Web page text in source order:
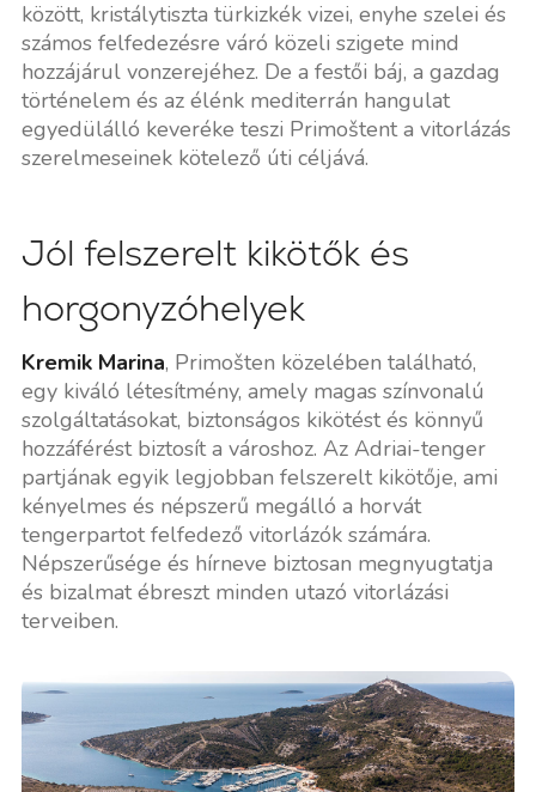
között, kristálytiszta türkizkék vizei, enyhe szelei és
számos felfedezésre váró közeli szigete mind
hozzájárul vonzerejéhez. De a festői báj, a gazdag
történelem és az élénk mediterrán hangulat
egyedülálló keveréke teszi Primoštent a vitorlázás
szerelmeseinek kötelező úti céljává.
Jól felszerelt kikötők és
horgonyzóhelyek
Kremik Marina, Primošten közelében található,
egy kiváló létesítmény, amely magas színvonalú
szolgáltatásokat, biztonságos kikötést és könnyű
hozzáférést biztosít a városhoz. Az Adriai-tenger
partjának egyik legjobban felszerelt kikötője, ami
kényelmes és népszerű megálló a horvát
tengerpartot felfedező vitorlázók számára.
Népszerűsége és hírneve biztosan megnyugtatja
és bizalmat ébreszt minden utazó vitorlázási
terveiben.